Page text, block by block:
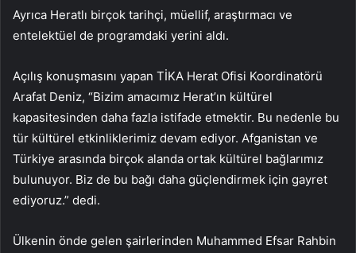
Ayrıca Heratlı birçok tarihçi, müellif, araştırmacı ve
entelektüel de programdaki yerini aldı.
Açılış konuşmasını yapan TİKA Herat Ofisi Koordinatörü
Arafat Deniz, “Bizim amacımız Herat’ın kültürel
kapasitesinden daha fazla istifade etmektir. Bu nedenle bu
tür kültürel etkinliklerimiz devam ediyor. Afganistan ve
Türkiye arasında birçok alanda ortak kültürel bağlarımız
bulunuyor. Biz de bu bağı daha güçlendirmek için gayret
ediyoruz.” dedi.
Ülkenin önde gelen şairlerinden Muhammed Efsar Rahbin